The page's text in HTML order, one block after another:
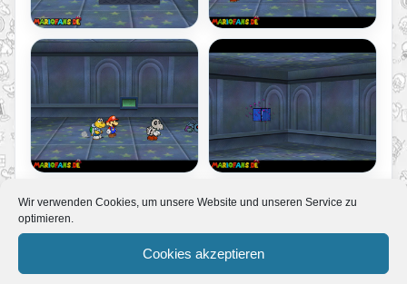
Wir verwenden Cookies, um unsere Website und unseren Service zu
optimieren.
Cookies akzeptieren